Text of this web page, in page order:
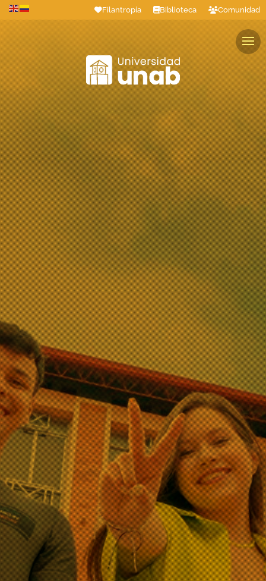
Filantropía Biblioteca Comunidad
Estudiantes Profesores Colaboradores Graduados